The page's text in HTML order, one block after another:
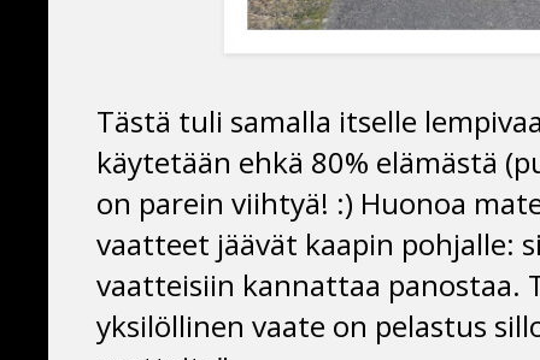
Tästä tuli samalla itselle
käytetään ehkä 80% elämästä
on parein viihtyä! :) Huonoa
vaatteet jäävät kaapin pohjalle:
vaatteisiin kannattaa panostaa.
yksilöllinen vaate on pelastus